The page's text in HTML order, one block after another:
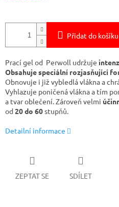
Přidat do košíku
Prací gel od Perwoll udržuje
Obsahuje speciální rozjasňující
Obnovuje i již vybledlá vlákna a
Vyhlazuje poničená vlákna a tím
a tvar oblečení. Zároveň velmi
od 20 do 60stupňů.
Detailní informace
ZEPTAT SE SDÍLET